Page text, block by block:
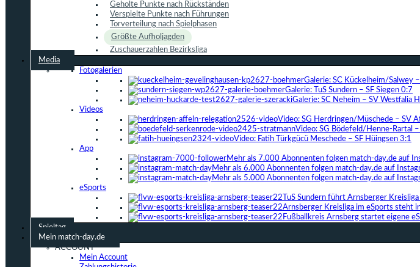
Geholte Punkte nach Rückständen
Verspielte Punkte nach Führungen
Torverteilung nach Spielphasen
Größte Aufholjagden
Zuschauerzahlen Bezirksliga
Media
Fotogalerien
Galerie: SC Kückelheim/Salwey
Galerie: TuS Sundern – SF Siegen 0:7
Galerie: SC Neheim – SV Westfalia
Videos
Video: SG Herdringen/Müschede – SV
Video: SG Bödefeld/Henne-Rartal
Video: Fatih Türkgücü Meschede – SF Hüingsen 3:1
App
Mehr als 7.000 Abonnenten folgen match-day.de auf
Mehr als 6.000 Abonnenten folgen match-day.de auf
Mehr als 5.000 Abonnenten folgen match-day.de auf
eSports
TuS Sundern führt Arnsberger
Arnsberger Kreisliga im eSports steht
Fußballkreis Arnsberg startet eigene
Spieltag
Mein match-day.de
ACCOUNT
Mein Account